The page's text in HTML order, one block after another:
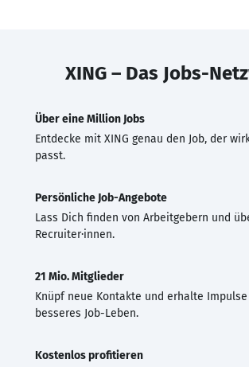
XING – Das Jobs-
Über eine Million Jobs
Entdecke mit XING genau den Job, der
passt.
Persönliche Job-Angebote
Lass Dich finden von Arbeitgebern und
Recruiter·innen.
21 Mio. Mitglieder
Knüpf neue Kontakte und erhalte
besseres Job-Leben.
Kostenlos profitieren